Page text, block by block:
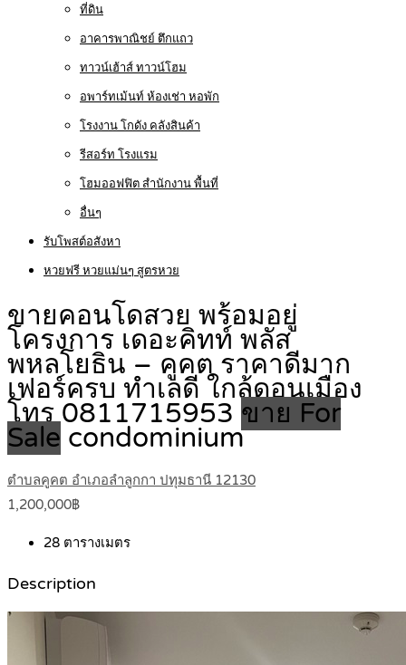
ที่ดิน
อาคารพาณิชย์ ตึกแถว
ทาวน์เฮ้าส์ ทาวน์โฮม
อพาร์ทเม้นท์ ห้องเช่า หอพัก
โรงงาน โกดัง คลังสินค้า
รีสอร์ท โรงแรม
โฮมออฟฟิต สำนักงาน พื้นที่
อื่นๆ
รับโพสต์อสังหา
หวยฟรี หวยแม่นๆ สูตรหวย
ขายคอนโดสวย พร้อมอยู่
โครงการ เดอะคิทท์ พลัส
พหลโยธิน – คูคต ราคาดีมาก
เฟอร์ครบ ทำเลดี ใกล้ดอนเมือง
โทร 0811715953 ขาย For
Sale condominium
ตำบลคูคต อำเภอลำลูกกา ปทุมธานี 12130
1,200,000฿
28 ตารางเมตร
Description